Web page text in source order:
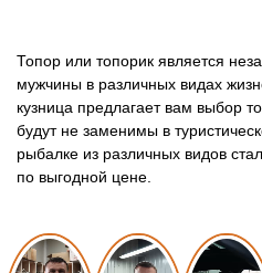
Топор или топорик является
мужчины в различных видах
кузница предлагает вам выбор
будут не заменимы в
рыбалке из различных видов
по выгодной цене.